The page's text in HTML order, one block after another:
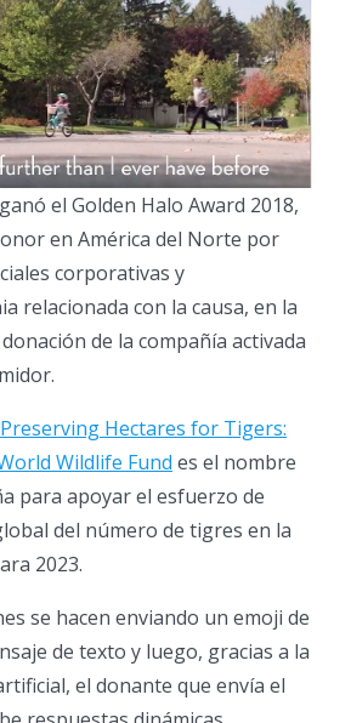
el Golden Halo Award 2018,
en América del Norte por
corporativas y
relacionada con la causa, en la
de la compañía activada
Hectares for Tigers:
Wildlife Fund es el nombre
para apoyar el esfuerzo de
del número de tigres en la
2023.
se hacen enviando un emoji de
de texto y luego, gracias a la
el donante que envía el